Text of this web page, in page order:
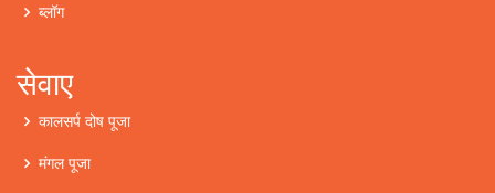
ब्लॉग
सेवाए
कालसर्प दोष पूजा
मंगल पूजा